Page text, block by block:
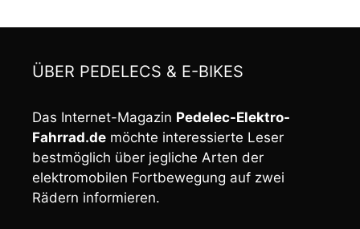
ÜBER PEDELECS & E-BIKES
Das Internet-Magazin Pedelec-Elektro-
Fahrrad.de möchte interessierte Leser
bestmöglich über jegliche Arten der
elektromobilen Fortbewegung auf zwei
Rädern informieren.